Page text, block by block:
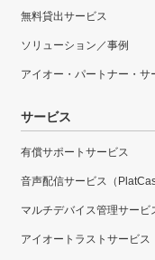
無料貸出サービス
ソリューション／事例
アイオー・パートナー・サ
サービス
有償サポートサービス
音声配信サービス（
マルチデバイス管理サービ
アイオートラストサービス